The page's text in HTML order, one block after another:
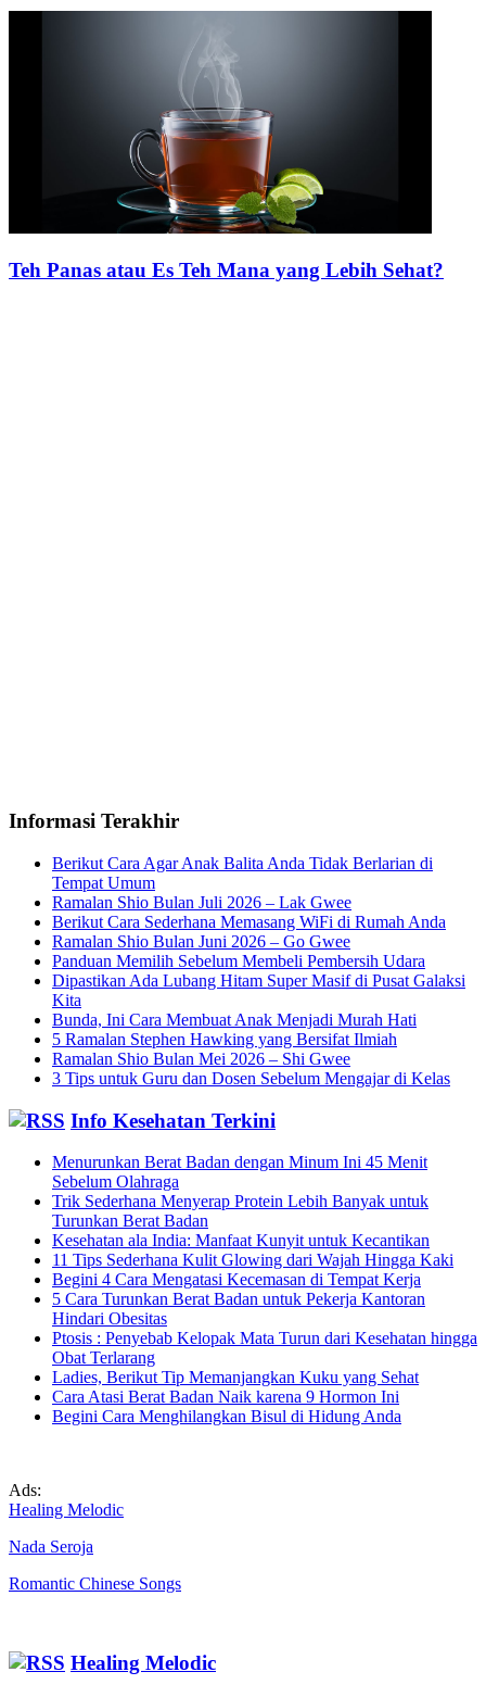
Teh Panas atau Es Teh Mana yang Lebih Sehat?
Informasi Terakhir
Berikut Cara Agar Anak Balita Anda Tidak Berlarian di
Tempat Umum
Ramalan Shio Bulan Juli 2026 – Lak Gwee
Berikut Cara Sederhana Memasang WiFi di Rumah Anda
Ramalan Shio Bulan Juni 2026 – Go Gwee
Panduan Memilih Sebelum Membeli Pembersih Udara
Dipastikan Ada Lubang Hitam Super Masif di Pusat Galaksi
Kita
Bunda, Ini Cara Membuat Anak Menjadi Murah Hati
5 Ramalan Stephen Hawking yang Bersifat Ilmiah
Ramalan Shio Bulan Mei 2026 – Shi Gwee
3 Tips untuk Guru dan Dosen Sebelum Mengajar di Kelas
Info Kesehatan Terkini
Menurunkan Berat Badan dengan Minum Ini 45 Menit
Sebelum Olahraga
Trik Sederhana Menyerap Protein Lebih Banyak untuk
Turunkan Berat Badan
Kesehatan ala India: Manfaat Kunyit untuk Kecantikan
11 Tips Sederhana Kulit Glowing dari Wajah Hingga Kaki
Begini 4 Cara Mengatasi Kecemasan di Tempat Kerja
5 Cara Turunkan Berat Badan untuk Pekerja Kantoran
Hindari Obesitas
Ptosis : Penyebab Kelopak Mata Turun dari Kesehatan hingga
Obat Terlarang
Ladies, Berikut Tip Memanjangkan Kuku yang Sehat
Cara Atasi Berat Badan Naik karena 9 Hormon Ini
Begini Cara Menghilangkan Bisul di Hidung Anda
Ads:
Healing Melodic
Nada Seroja
Romantic Chinese Songs
Healing Melodic